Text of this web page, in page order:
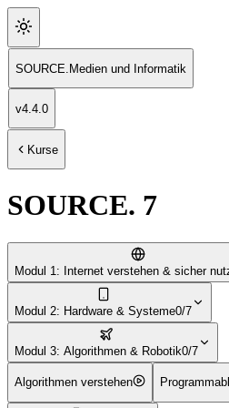
SOURCE Medien und Informatik
v4.4.0
Kurse
SOURCE. 7
Modul 1: Internet verstehen & sicher
Modul 2: Hardware & Systeme0/7
Modul 3: Algorithmen & Robotik0/7
Algorithmen verstehen